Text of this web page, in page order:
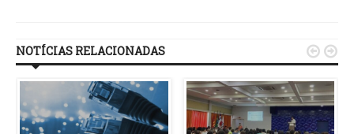
NOTÍCIAS RELACIONADAS  